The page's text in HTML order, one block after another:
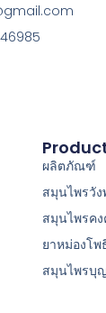
ผลิตภัณฑ์
สมุนไพรวัง
สมุนไพรคง
ยาหม่องโพ
สมุนไพรบุ